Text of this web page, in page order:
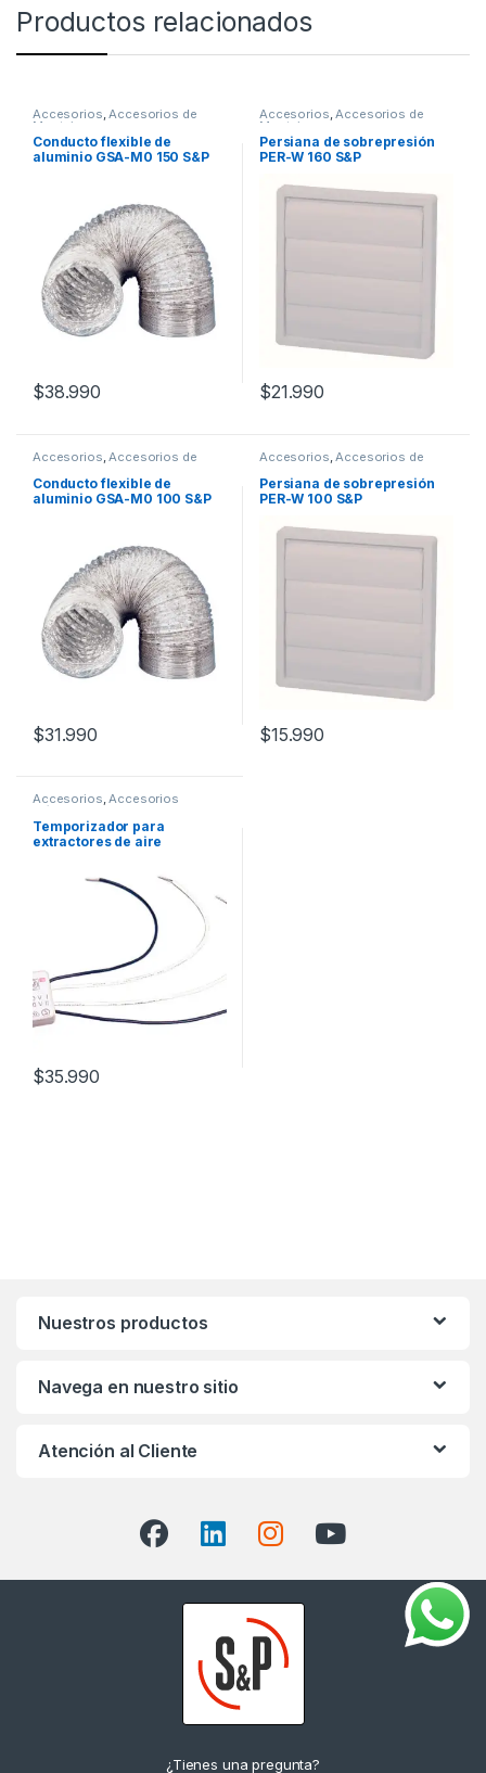
Productos relacionados
Accesorios,Accesorios de
Montaje
Conducto flexible de
aluminio GSA-M0 150 S&P
$38.990
Accesorios,Accesorios de
Montaje
Persiana de sobrepresión
PER-W 160 S&P
$21.990
Accesorios Accesorios de
Conducto flexible de
aluminio GSA-M0 100 S&P
$31.990
Accesorios Accesorios de
Persiana de sobrepresión
PER-W 100 S&P
$15.990
Accesorios,Accesorios
Eléctricos
Temporizador para
extractores de aire
$35.990
Nuestros productos
Navega en nuestro sitio
Atención al Cliente
¿Tienes una pregunta?